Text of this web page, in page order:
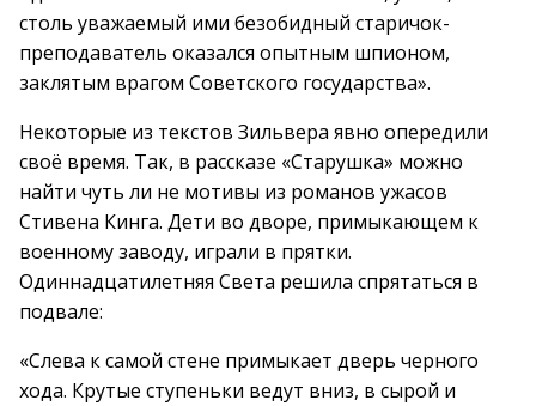
столь уважаемый ими безобидный старичок-
преподаватель оказался опытным шпионом,
заклятым врагом Советского государства».
Некоторые из текстов Зильвера явно опередили
своё время. Так, в рассказе «Старушка» можно
найти чуть ли не мотивы из романов ужасов
Стивена Кинга. Дети во дворе, примыкающем к
военному заводу, играли в прятки.
Одиннадцатилетняя Света решила спрятаться в
подвале:
«Слева к самой стене примыкает дверь черного
хода. Крутые ступеньки ведут вниз, в сырой и